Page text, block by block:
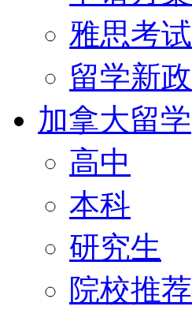
雅思考试
留学新政
加拿大留学
高中
本科
研究生
院校推荐